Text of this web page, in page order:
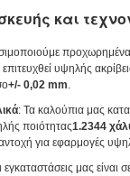
ένα
je
και
προχωρημένα
επιτευχθεί υψηλής
+/- 0,02 mm.
: Τα καλούπια μας
ποιότητας1.2344
αντοχή για εφαρμογές
εγκαταστάσεις μας είναι